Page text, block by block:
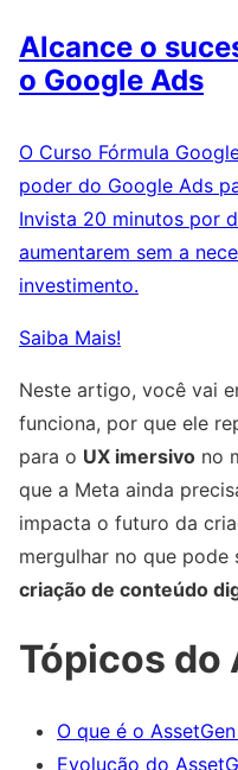
Alcance o
o Google Ads
O Curso Fórmula
poder do Google Ads
Invista 20 minutos por
aumentarem sem a
investimento.
Saiba Mais!
Neste artigo, você vai
funciona, por que ele
para o UX imersivo no
que a Meta ainda
impacta o futuro da
mergulhar no que pode
criação de conteúdo
Tópicos do
O que é o
Evolução do